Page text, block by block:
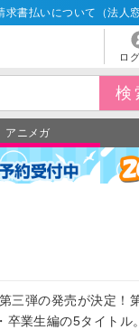
求書払いについて（法人窓
ロ
アニメガ
三弾の発売が決定！
業生編の5タイトル。